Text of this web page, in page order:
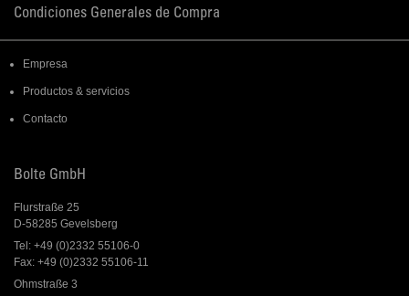
Condiciones Generales de Compra
Empresa
Productos & servicios
Contacto
Bolte GmbH
Flurstraße 25
D-58285 Gevelsberg
Tel: +49 (0)2332 55106-0
Fax: +49 (0)2332 55106-11
Ohmstraße 3